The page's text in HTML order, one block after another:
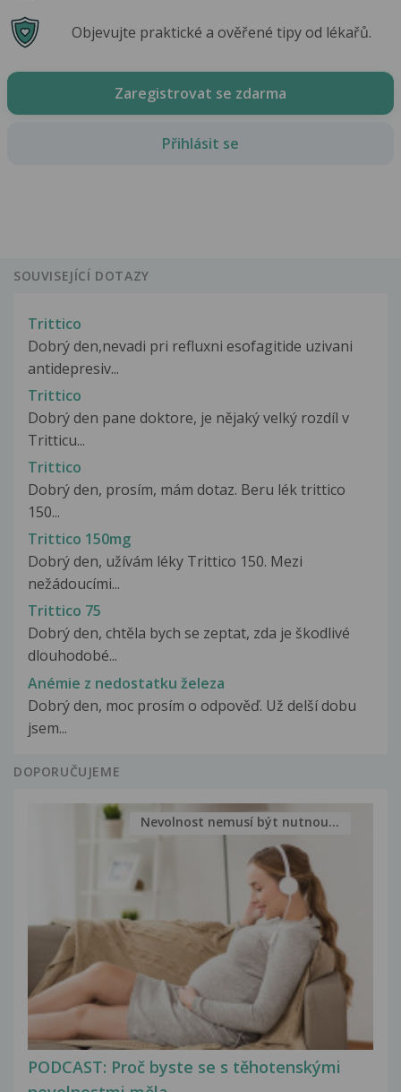
Objevujte praktické a ověřené tipy od lékařů.
Zaregistrovat se zdarma
Přihlásit se
SOUVISEJÍCÍ DOTAZY
Trittico
Dobrý den,nevadi pri refluxni esofagitide uzivani
antidepresiv...
Trittico
Dobrý den pane doktore, je nějaký velký rozdíl v
Tritticu...
Trittico
Dobrý den, prosím, mám dotaz. Beru lék trittico
150...
Trittico 150mg
Dobrý den, užívám léky Trittico 150. Mezi
nežádoucími...
Trittico 75
Dobrý den, chtěla bych se zeptat, zda je škodlivé
dlouhodobé...
Anémie z nedostatku železa
Dobrý den, moc prosím o odpověď. Už delší dobu
jsem...
DOPORUČUJEME
PODCAST: Proč byste se s těhotenskými
Nevolnost nemusí být nutnou...